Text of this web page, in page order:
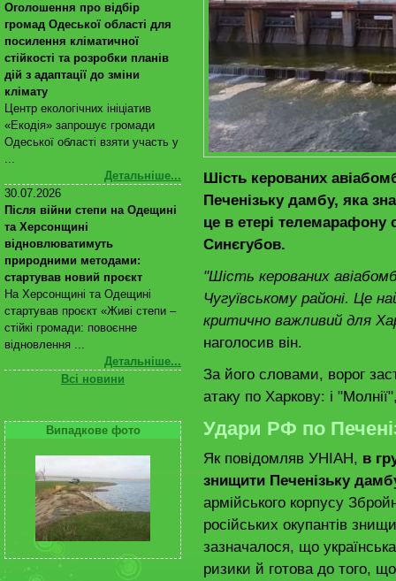
Оголошення про відбір
громад Одеської області для
посилення кліматичної
стійкості та розробки планів
дій з адаптації до зміни
клімату
Центр екологічних ініціатив
«Екодія» запрошує громади
Одеської області взяти участь у
...
Детальніше...
30.07.2026
Після війни степи на Одещині
та Херсонщині
відновлюватимуть
природними методами:
стартував новий проєкт
На Херсонщині та Одещині
стартував проєкт «Живі степи –
стійкі громади: повоєнне
відновлення ...
Детальніше...
Всі новини
Випадкове фото
Шість керованих
Печенізьку дамбу, яка
це в етері телемарафону
Синєгубов.
"Шість керованих
Чугуївському районі. Це
критично важливий для
наголосив він.
За його словами, ворог
атаку по Харкову: і
Удари РФ по
Як повідомляв УНІАН, в
знищити Печенізьку
армійського корпусу
російських окупантів
зазначалося, що
ризики й готова до того,